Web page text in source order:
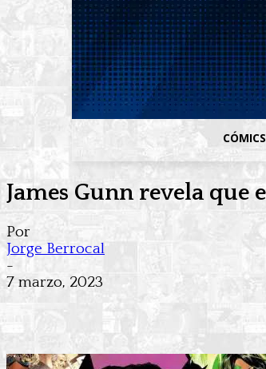
James Gunn revela que
Por
Jorge Berrocal
-
7 marzo, 2023